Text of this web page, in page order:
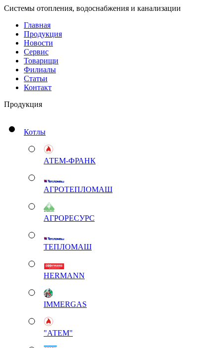
Системы отопления, водоснабжения и канализации
Главная
Продукция
Новости
Сервис
Товарищи
Филиалы
Статьи
Контакт
Продукция
Котлы
АТЕМ-ФРАНК
АГРОТЕПЛОМАШ
АГРОРЕСУРС
ТЕПЛОМАШ
HERMANN
IMMERGAS
"АТЕМ"